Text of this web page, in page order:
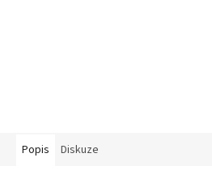
Popis Diskuze